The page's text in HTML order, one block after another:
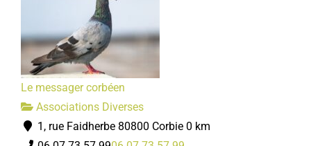
Le messager corbéen
Associations Diverses
1, rue Faidherbe 80800 Corbie 0 km